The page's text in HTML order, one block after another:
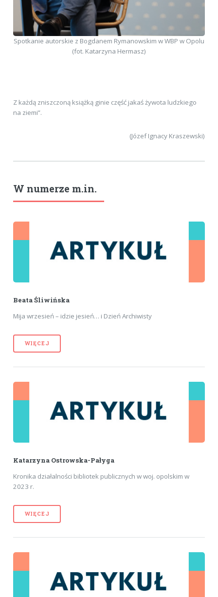
Z każdą zniszczoną książką ginie część jakaś żywota ludzkiego
na ziemi”.
(Józef Ignacy Kraszewski)
Spotkanie autorskie z Bogdanem Rymanowskim w WBP w Opolu
(fot. Katarzyna Hermasz)
W numerze m.in.
Beata Śliwińska
Mija wrzesień – idzie jesień… i Dzień Archiwisty
WIĘCEJ
Katarzyna Ostrowska-Pałyga
Kronika działalności bibliotek publicznych w woj. opolskim w
2023 r.
WIĘCEJ